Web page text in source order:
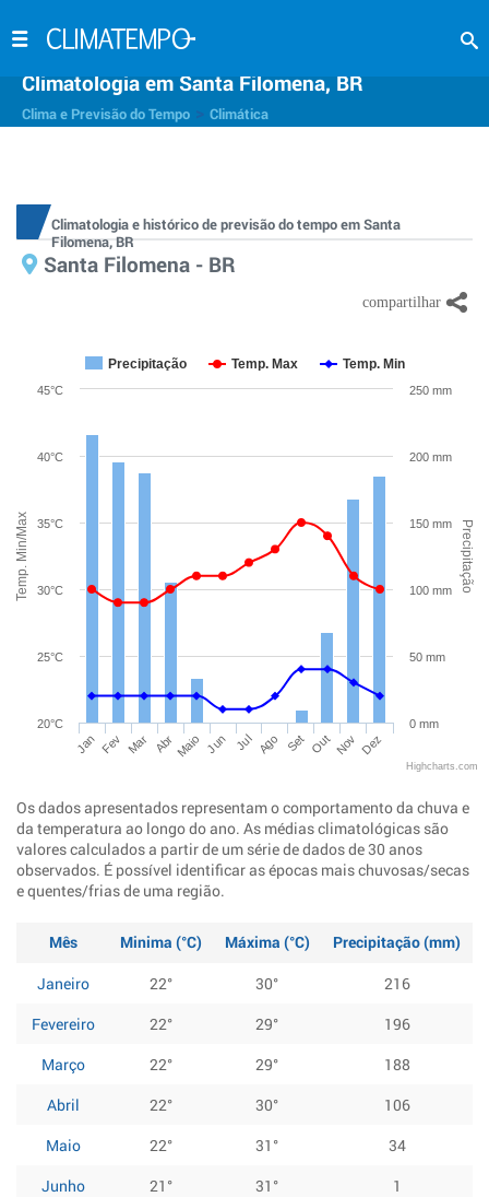
Climatologia em Santa Filomena, BR
Clima e Previsão do Tempo Climática
Climatologia e histórico de previsão do tempo em Santa
Filomena, BR
Santa Filomena - BR
Temp. Min/Max Precipitação
Precipitação Temp. Max Temp. Min
Jan Fev Mar Abr Maio Jun Jul Ago Set Out Nov Dez
20°C
25°C
30°C
35°C
40°C
45°C
0 mm
50 mm
100 mm
150 mm
200 mm
250 mm
Highcharts.com
Os dados apresentados representam o comportamento da chuva e
da temperatura ao longo do ano. As médias climatológicas são
valores calculados a partir de um série de dados de 30 anos
observados. É possível identificar as épocas mais chuvosas/secas
e quentes/frias de uma região.
Mês Minima (°C) Máxima (°C)
Precipitação (mm)
Janeiro
22° 30°
216
Fevereiro
22° 29°
196
Março
22° 29°
188
Abril
22° 30°
106
Maio
22° 31°
34
Junho
21° 31°
1